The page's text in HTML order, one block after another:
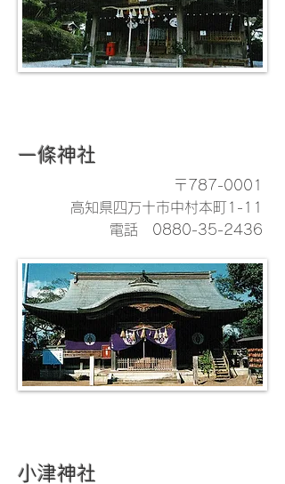
一條神社
〒787-0001
高知県四万十市中村本町1-11
電話 0880-35-2436
小津神社